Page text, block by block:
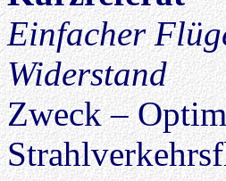
Einfacher
Widerstand
Zweck –